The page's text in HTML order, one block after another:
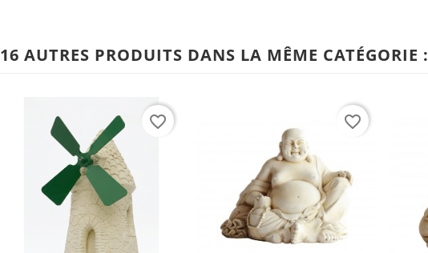
16 AUTRES PRODUITS DANS LA MÊME CATÉGORIE :
favorite_border favorite_border